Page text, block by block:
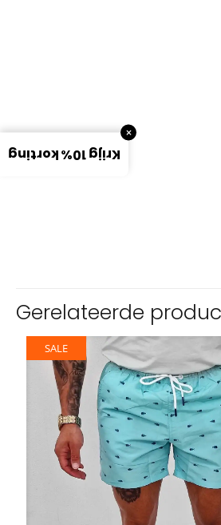
Gerelateerde
SALE
Krijg 10% korting
×